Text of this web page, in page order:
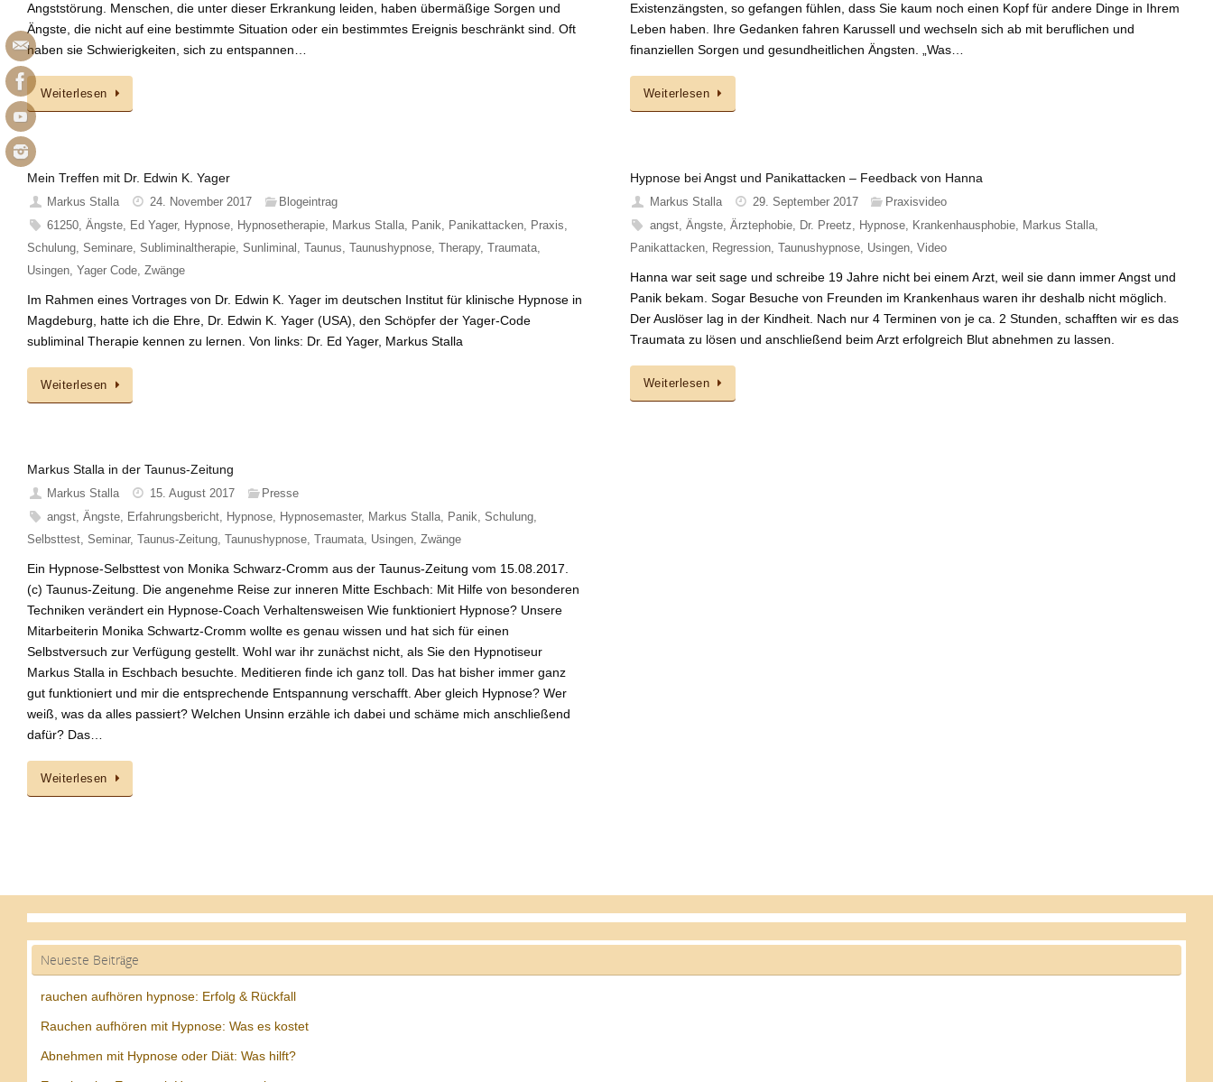
Angststörung. Menschen, die unter dieser Erkrankung leiden, haben übermäßige Sorgen und
Ängste, die nicht auf eine bestimmte Situation oder ein bestimmtes Ereignis beschränkt sind. Oft
haben sie Schwierigkeiten, sich zu entspannen…
Weiterlesen
Existenzängsten, so gefangen fühlen, dass Sie kaum noch einen Kopf für andere Dinge in Ihrem
Leben haben. Ihre Gedanken fahren Karussell und wechseln sich ab mit beruflichen und
finanziellen Sorgen und gesundheitlichen Ängsten. „Was…
Weiterlesen
Mein Treffen mit Dr. Edwin K. Yager
Markus Stalla 24. November 2017
Blogeintrag
61250,Ängste, Ed Yager, Hypnose, Hypnosetherapie, Markus Stalla, Panik, Panikattacken, Praxis,
Schulung, Seminare, Subliminaltherapie, Sunliminal , Taunus, Taunushypnose, Therapy, Traumata,
Usingen, Yager Code, Zwänge
Im Rahmen eines Vortrages von Dr. Edwin K. Yager im deutschen Institut für klinische Hypnose in
Magdeburg, hatte ich die Ehre, Dr. Edwin K. Yager (USA), den Schöpfer der Yager-Code
subliminal Therapie kennen zu lernen. Von links: Dr. Ed Yager, Markus Stalla
Weiterlesen
Hypnose bei Angst und Panikattacken – Feedback von Hanna
Markus Stalla 29. September 2017
Praxisvideo
angst, Ängste, Ärztephobie, Dr. Preetz, Hypnose, Krankenhausphobie, Markus Stalla,
Panikattacken, Regression, Taunushypnose, Usingen, Video
Hanna war seit sage und schreibe 19 Jahre nicht bei einem Arzt, weil sie dann immer Angst und
Panik bekam. Sogar Besuche von Freunden im Krankenhaus waren ihr deshalb nicht möglich.
Der Auslöser lag in der Kindheit. Nach nur 4 Terminen von je ca. 2 Stunden, schafften wir es das
Traumata zu lösen und anschließend beim Arzt erfolgreich Blut abnehmen zu lassen.
Weiterlesen
Markus Stalla in der Taunus-Zeitung
Markus Stalla 15. August 2017
Presse
angst,Ängste, Erfahrungsbericht, Hypnose, Hypnosemaster, Markus Stalla, Panik,Schulung,
Selbsttest, Seminar, Taunus-Zeitung, Taunushypnose, Traumata, Usingen, Zwänge
Ein Hypnose-Selbsttest von Monika Schwarz-Cromm aus der Taunus-Zeitung vom 15.08.2017.
(c) Taunus-Zeitung. Die angenehme Reise zur inneren Mitte Eschbach: Mit Hilfe von besonderen
Techniken verändert ein Hypnose-Coach Verhaltensweisen Wie funktioniert Hypnose? Unsere
Mitarbeiterin Monika Schwartz-Cromm wollte es genau wissen und hat sich für einen
Selbstversuch zur Verfügung gestellt. Wohl war ihr zunächst nicht, als Sie den Hypnotiseur
Markus Stalla in Eschbach besuchte. Meditieren finde ich ganz toll. Das hat bisher immer ganz
gut funktioniert und mir die entsprechende Entspannung verschafft. Aber gleich Hypnose? Wer
weiß, was da alles passiert? Welchen Unsinn erzähle ich dabei und schäme mich anschließend
dafür? Das…
Weiterlesen
Neueste Beiträge
rauchen aufhören hypnose: Erfolg & Rückfall
Rauchen aufhören mit Hypnose: Was es kostet
Abnehmen mit Hypnose oder Diät: Was hilft?